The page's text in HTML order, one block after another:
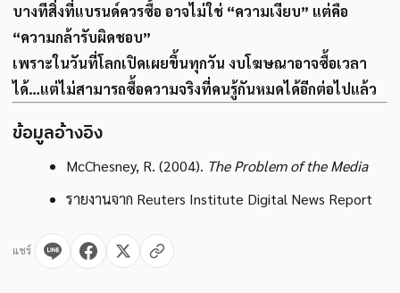
บางทีสิ่งที่แบรนด์ควรซื้อ อาจไม่ใช่ “ความเงียบ” แต่คือ
“ความกล้ารับผิดชอบ”
เพราะในวันที่โลกเปิดเผยขึ้นทุกวัน งบโฆษณาอาจซื้อเวลา
ได้…แต่ไม่สามารถซื้อความจริงที่คนรู้กันหมดได้อีกต่อไปแล้ว
ข้อมูลอ้างอิง
McChesney, R. (2004). The Problem of the Media
รายงานจาก Reuters Institute Digital News Report
แชร์